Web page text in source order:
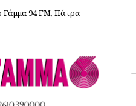
Γάμμα 94 FM, Πάτρα